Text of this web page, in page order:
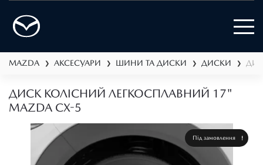
MAZDA ❯ АКСЕСУАРИ ❯ ШИНИ ТА ДИСКИ ❯ ДИСКИ ❯
ДИСК КОЛІСНИЙ ЛЕГКОСПЛАВНИЙ 17"
MAZDA CX-5
Під замовлення